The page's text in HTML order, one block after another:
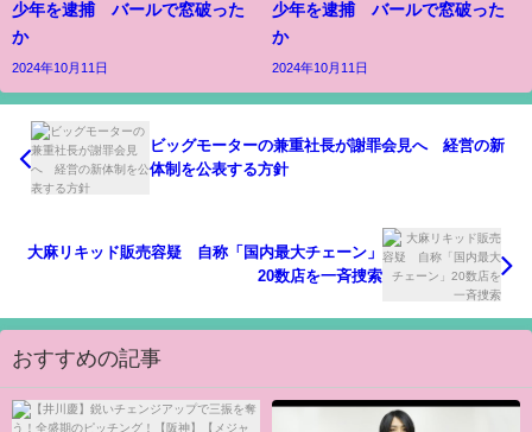
少年を逮捕 バールで窓破った
か
2024年10月11日
少年を逮捕 バールで窓破った
か
2024年10月11日
ビッグモーターの兼重社長が謝罪会見へ 経営の新
体制を公表する方針
大麻リキッド販売容疑 自称「国内最大チェーン」
20数店を一斉捜索
おすすめの記事